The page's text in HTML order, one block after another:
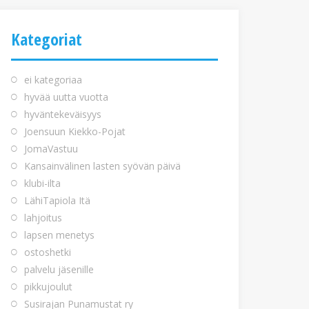
Kategoriat
ei kategoriaa
hyvää uutta vuotta
hyväntekeväisyys
Joensuun Kiekko-Pojat
JomaVastuu
Kansainvälinen lasten syövän päivä
klubi-ilta
LähiTapiola Itä
lahjoitus
lapsen menetys
ostoshetki
palvelu jäsenille
pikkujoulut
Susirajan Punamustat ry